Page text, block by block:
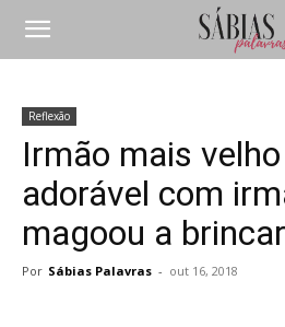
Reflexão
Irmão mais
adorável com
magoou a brincar
Por Sábias Palavras - out 16, 2018